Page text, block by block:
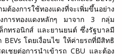
องการใช้ทองแดงที่จะเพิ่มขึ้นอย่าง
การทองแดงหลักๆ มาจาก 3 กลุ่ม
กทรอนิกส์ และยานยนต์ ซึ่งรัฐบาลมี
โดยเงื่อนไข ให้ค่ายรถที่มีสิทธิ
เชยต่อการนำเข้ารถ CBU และต้อง